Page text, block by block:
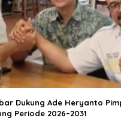
Dukung Ade Heryanto
Periode 2026–2031